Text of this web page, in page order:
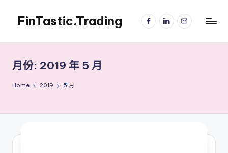
content
FinTastic.Trading
美
股
交
FacebookLinkedIn
電
子
月份: 2019 年 5 月
Home 2019 5 月